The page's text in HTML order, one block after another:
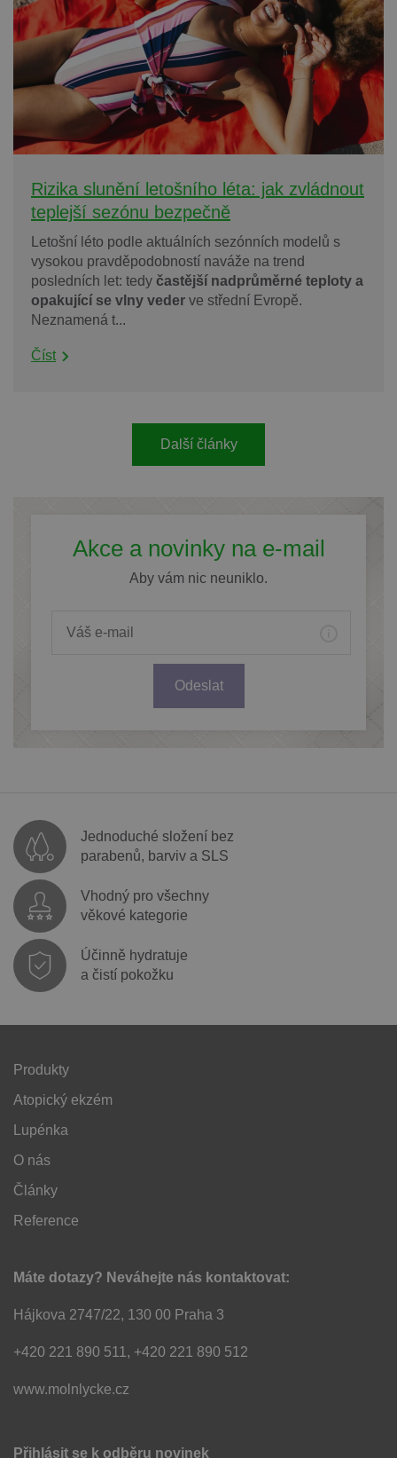
Rizika slunění letošního léta: jak zvládnout
teplejší sezónu bezpečně
Letošní léto podle aktuálních sezónních modelů s
vysokou pravděpodobností naváže na trend
posledních let: tedy častější nadprůměrné teploty a
opakující se vlny veder ve střední Evropě.
Neznamená t...
Číst
Další články
Akce a novinky na e-mail
Aby vám nic neuniklo.
Odeslat
Jednoduché složení bez
parabenů, barviv a SLS
Vhodný pro všechny
věkové kategorie
Účinně hydratuje
a čistí pokožku
Produkty
Atopický ekzém
Lupénka
O nás
Články
Reference
Máte dotazy? Neváhejte nás kontaktovat:
Hájkova 2747/22, 130 00 Praha 3
+420 221 890 511, +420 221 890 512
www.molnlycke.cz
Přihlásit se k odběru novinek